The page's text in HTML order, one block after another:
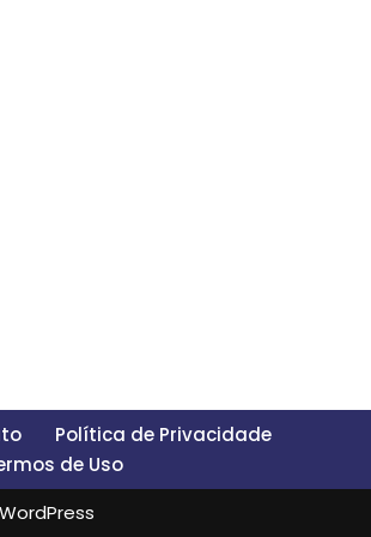
Política de Privacidade
de Uso
WordPress